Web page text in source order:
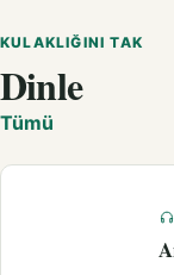
KULAKLIĞINI TAK
Dinle
Tümü